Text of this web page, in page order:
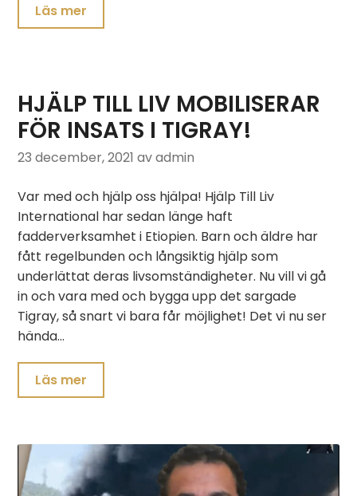
Läs mer
HJÄLP TILL LIV MOBILISERAR
FÖR INSATS I TIGRAY!
23 december, 2021 av admin
Var med och hjälp oss hjälpa! Hjälp Till Liv
International har sedan länge haft
fadderverksamhet i Etiopien. Barn och äldre har
fått regelbunden och långsiktig hjälp som
underlättat deras livsomständigheter. Nu vill vi gå
in och vara med och bygga upp det sargade
Tigray, så snart vi bara får möjlighet! Det vi nu ser
hända…
Läs mer